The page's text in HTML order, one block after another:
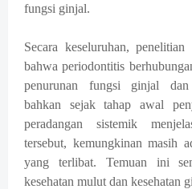
fungsi ginjal.
Secara keseluruhan,
bahwa periodontitis
penurunan fungsi ginjal dan
bahkan sejak tahap awal
peradangan sistemik
tersebut, kemungkinan masih
yang terlibat. Temuan ini
kesehatan mulut dan kesehatan